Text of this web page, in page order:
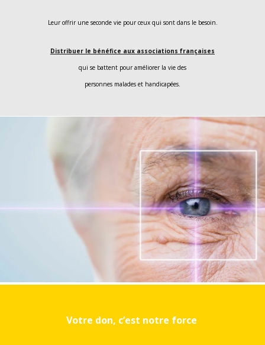
Leur offrir une seconde vie pour ceux qui sont dans le besoin.
Distribuer le bénéfice aux associations françaises
qui se battent pour améliorer la vie des
personnes malades et handicapées.
Votre don, c’est notre force